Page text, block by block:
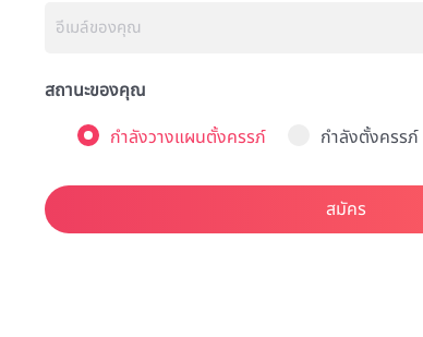
สถานะของคุณ
กำลังวางแผนตั้งครรภ์
กำลังตั้งครรภ์
สมัคร